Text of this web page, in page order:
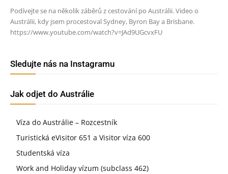
Podívejte se na několik záběrů z cestování po Austrálii. Video o
Austrálii, kdy jsem procestoval Sydney, Byron Bay a Brisbane.
https://www.youtube.com/watch?v=JAd9UGcvxFU
Sledujte nás na Instagramu
Jak odjet do Austrálie
Víza do Austrálie – Rozcestník
Turistická eVisitor 651 a Visitor víza 600
Studentská víza
Work and Holiday vízum (subclass 462)